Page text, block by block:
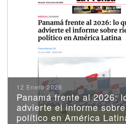
12 Enero 2026
Panamá frente al 2026:
advierte el informe
político en América